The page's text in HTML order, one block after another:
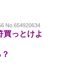
No.654920634
買っとけよ